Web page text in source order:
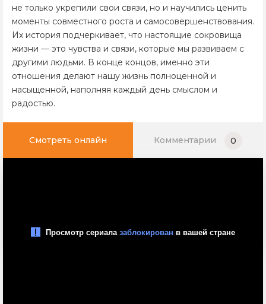
не только укрепили свои связи, но и научились ценить
моменты совместного роста и самосовершенствования.
Их история подчеркивает, что настоящие сокровища
жизни — это чувства и связи, которые мы развиваем с
другими людьми. В конце концов, именно эти
отношения делают нашу жизнь полноценной и
насыщенной, наполняя каждый день смыслом и
радостью.
Смотреть онлайн Комментарии 0